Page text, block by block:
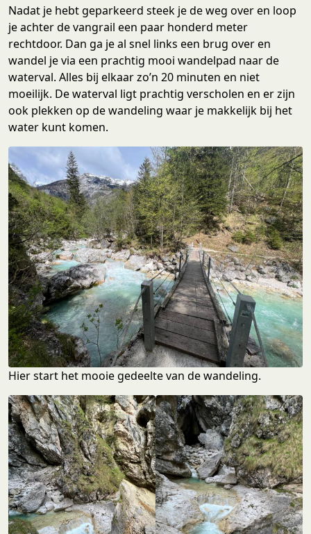
Nadat je hebt geparkeerd steek je de weg over en loop
je achter de vangrail een paar honderd meter
rechtdoor. Dan ga je al snel links een brug over en
wandel je via een prachtig mooi wandelpad naar de
waterval. Alles bij elkaar zo’n 20 minuten en niet
moeilijk. De waterval ligt prachtig verscholen en er zijn
ook plekken op de wandeling waar je makkelijk bij het
water kunt komen.
Hier start het mooie gedeelte van de wandeling.